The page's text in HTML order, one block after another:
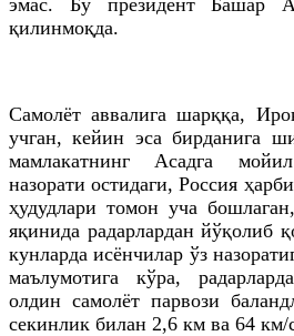
қилинмоқда.
Самолёт аввалига шарққа,
учган, кейин эса бирданига
мамлакатнинг Асадга
назорати остидаги, Россия
ҳудудлари томон уча
яқинида радарлардан йўқолиб
кунларда исёнчилар ўз
маълумотига кўра,
олдин самолёт парвози
секинлик билан 2,6 км ва 64 км/